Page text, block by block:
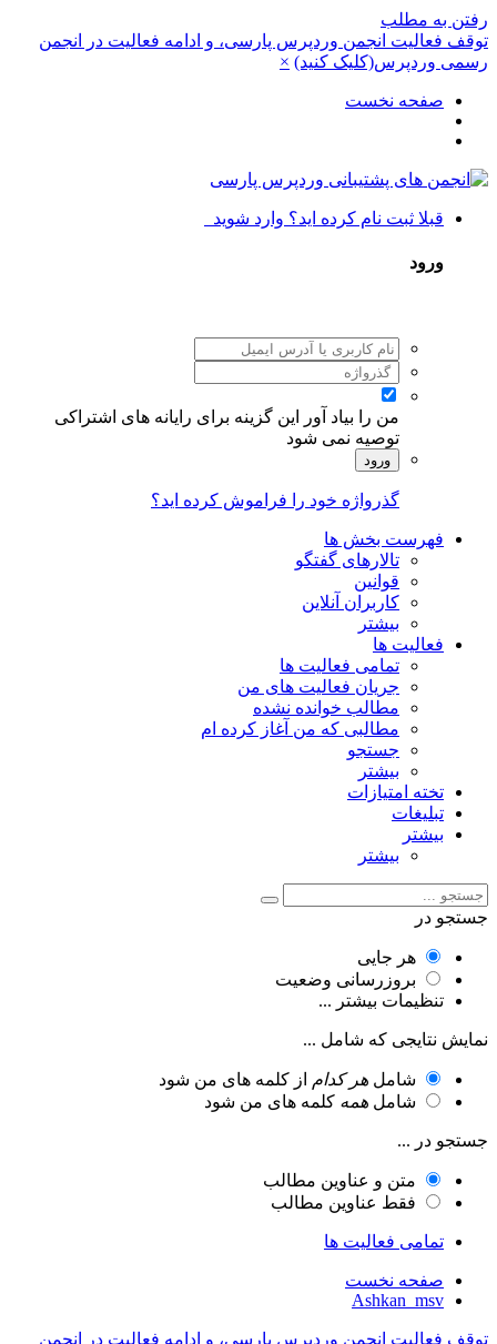
رفتن به مطلب
توقف فعالیت انجمن وردپرس پارسی، و ادامه فعالیت در انجمن
رسمی وردپرس(کلیک کنید) ×
صفحه نخست
قبلا ثبت نام کرده اید؟ وارد شوید
ورود
من را بیاد آور
این گزینه برای رایانه های اشتراکی
توصیه نمی شود
ورود
گذرواژه خود را فراموش کرده اید؟
فهرست بخش ها
تالارهای گفتگو
قوانین
کاربران آنلاین
بیشتر
فعالیت ها
تمامی فعالیت ها
جریان فعالیت های من
مطالب خوانده نشده
مطالبی که من آغاز کرده ام
جستجو
بیشتر
تخته امتیازات
تبلیغات
بیشتر
بیشتر
جستجو در
هر جایی
بروزرسانی وضعیت
تنظیمات بیشتر ...
نمایش نتایجی که شامل ...
شامل هر کدام از کلمه های من شود
شامل همه کلمه های من شود
جستجو در ...
متن و عناوین مطالب
فقط عناوین مطالب
تمامی فعالیت ها
صفحه نخست
Ashkan_msv
توقف فعالیت انجمن وردپرس پارسی، و ادامه فعالیت در انجمن